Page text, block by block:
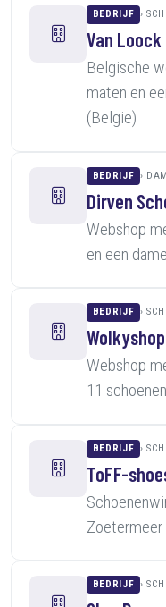
BEDRIJF
Van
Belgische
maten en
(Belgie)
BEDRIJF
Dirven
Webshop
en een
BEDRIJF
Wolkyshop
Webshop
11
BEDRIJF
ToFF-
Zoetermeer
BEDRIJF